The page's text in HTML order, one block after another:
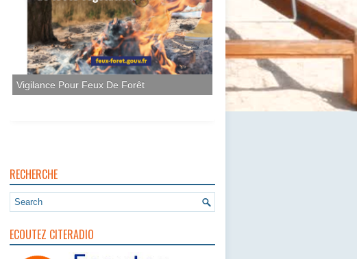
Vigilance Pour Feux De Forêt
RECHERCHE
ECOUTEZ CITERADIO